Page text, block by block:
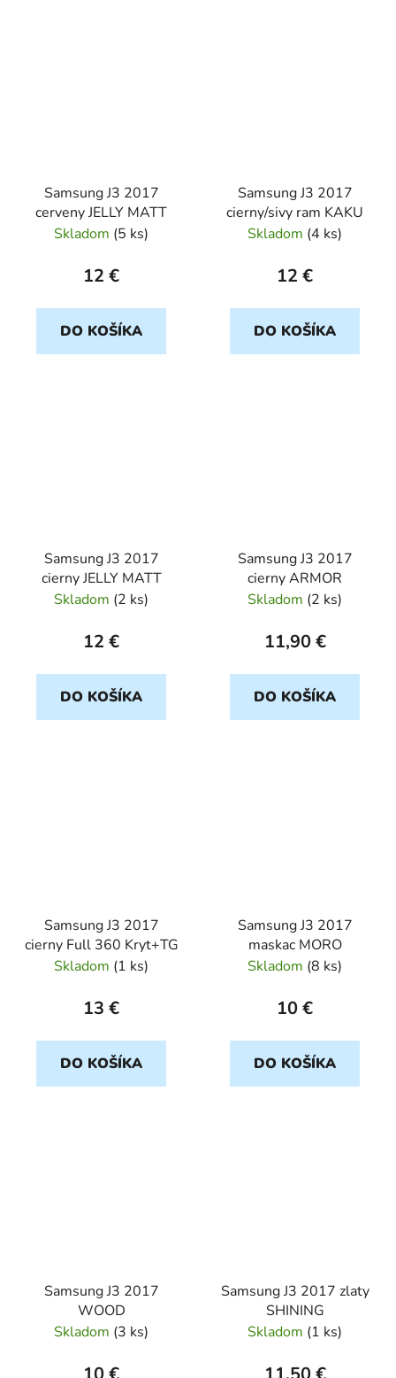
Samsung J3 2017
cerveny JELLY MATT
Skladom (5 ks)
12 €
DO KOŠÍKA
Samsung J3 2017
cierny/sivy ram KAKU
Skladom (4 ks)
12 €
DO KOŠÍKA
Samsung J3 2017
cierny JELLY MATT
Skladom (2 ks)
12 €
DO KOŠÍKA
Samsung J3 2017
cierny ARMOR
Skladom (2 ks)
11,90 €
DO KOŠÍKA
Samsung J3 2017
cierny Full 360 Kryt+TG
Skladom (1 ks)
13 €
DO KOŠÍKA
Samsung J3 2017
maskac MORO
Skladom (8 ks)
10 €
DO KOŠÍKA
Samsung J3 2017
WOOD
Skladom (3 ks)
Samsung J3 2017 zlaty
SHINING
Skladom (1 ks)